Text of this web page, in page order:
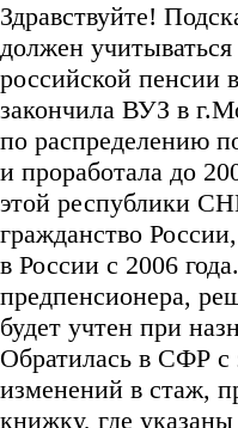
Здравствуйте!
должен
российской пенсии
закончила ВУЗ в
по распределению
и проработала до
этой республики
гражданство
в России с 2006
предпенсионера,
будет учтен при
Обратилась в СФР с
изменений в стаж,
книжку, где